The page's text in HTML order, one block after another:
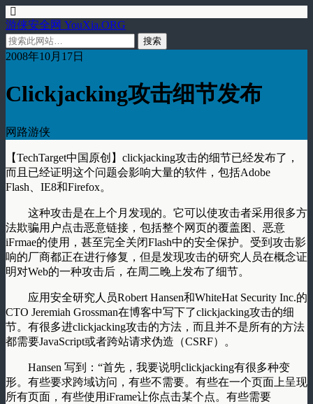
游侠安全网 YouXia.ORG
2008年10月17日
Clickjacking攻击细节发布
网路游侠
【TechTarget中国原创】clickjacking攻击的细节已经发布了，
而且已经证明这个问题会影响大量的软件，包括Adobe
Flash、IE8和Firefox。
这种攻击是在上个月发现的。它可以使攻击者采用很多方
法欺骗用户点击恶意链接，包括整个网页的覆盖图、恶意
iFrmae的使用，甚至完全关闭Flash中的安全保护。受到攻击影
响的厂商都正在进行修复，但是发现攻击的研究人员在概念证
明对Web的一种攻击后，在周二晚上发布了细节。
应用安全研究人员Robert Hansen和WhiteHat Security Inc.的
CTO Jeremiah Grossman在博客中写下了clickjacking攻击的细
节。有很多进clickjacking攻击的方法，而且并不是所有的方法
都需要JavaScript或者跨站请求伪造（CSRF）。
Hansen 写到：“首先，我要说明clickjacking有很多种变
形。有些要求跨域访问，有些不需要。有些在一个页面上呈现
所有页面，有些使用iFrame让你点击某个点。有些需要